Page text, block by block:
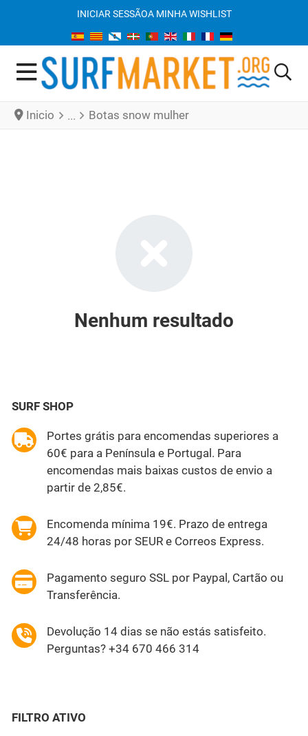
INICIAR SESSÃOA MINHA WISHLIST
Inicio Botas snow mulher
Nenhum resultado
SURF SHOP
Portes grátis para encomendas superiores a
60€ para a Península e Portugal. Para
encomendas mais baixas custos de envio a
partir de 2,85€.
Encomenda mínima 19€. Prazo de entrega
24/48 horas por SEUR e Correos Express.
Pagamento seguro SSL por Paypal, Cartão ou
Transferência.
Devolução 14 dias se não estás satisfeito.
Perguntas? +34 670 466 314
FILTRO ATIVO